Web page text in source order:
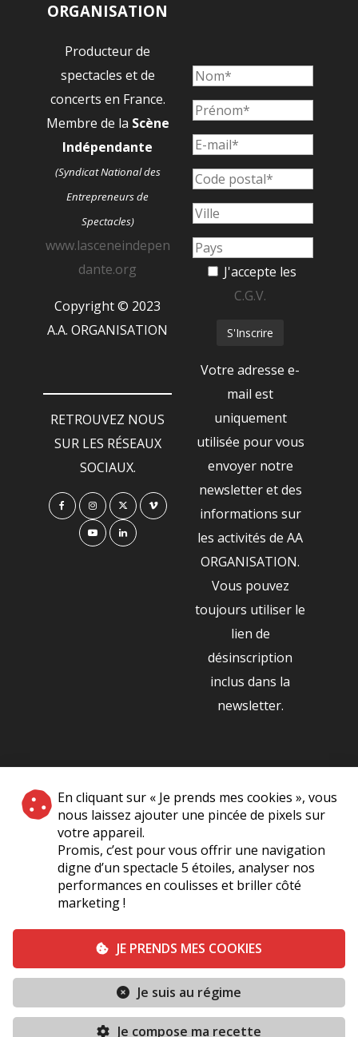
En cliquant sur « Je prends mes cookies », vous
nous laissez ajouter une pincée de pixels sur
votre appareil.
Promis, c’est pour vous offrir une navigation
digne d’un spectacle 5 étoiles, analyser nos
performances en coulisses et briller côté
marketing !
JE PRENDS MES COOKIES
Je suis au régime
Je compose ma recette
RÉSERVER
ORGANISATION
Producteur de
spectacles et de
concerts en France.
Membre de la Scène
Indépendante
(Syndicat National des
Entrepreneurs de
Spectacles)
www.lasceneindepen
dante.org
Copyright © 2023
A.A. ORGANISATION
RETROUVEZ NOUS
SUR LES RÉSEAUX
SOCIAUX.
J'accepte les
C.G.V.
Votre adresse e-
mail est
uniquement
utilisée pour vous
envoyer notre
newsletter et des
informations sur
les activités de AA
ORGANISATION.
Vous pouvez
toujours utiliser le
lien de
désinscription
inclus dans la
newsletter.
NOS PARTENAIRES
|
Plan du site A Propos de Nous
Mentions légales Vie Privée
Conditions générales de vente
Conditions générales Politique de cookies (UE)